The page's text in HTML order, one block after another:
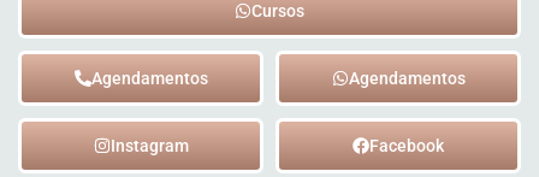
Cursos
Agendamentos Agendamentos
Instagram Facebook